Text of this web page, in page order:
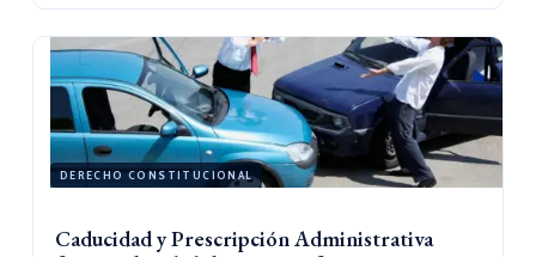
DERECHO CONSTITUCIONAL
Caducidad y Prescripción Administrativa